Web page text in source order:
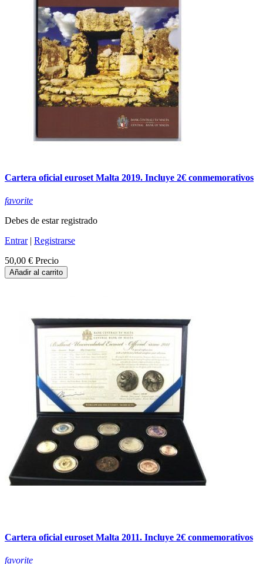
Cartera oficial euroset Malta 2019. Incluye 2€ conmemorativos
favorite
Debes de estar registrado
Entrar| Registrarse
50,00 € Precio
Añadir al carrito
Cartera oficial euroset Malta 2011. Incluye 2€ conmemorativos
favorite